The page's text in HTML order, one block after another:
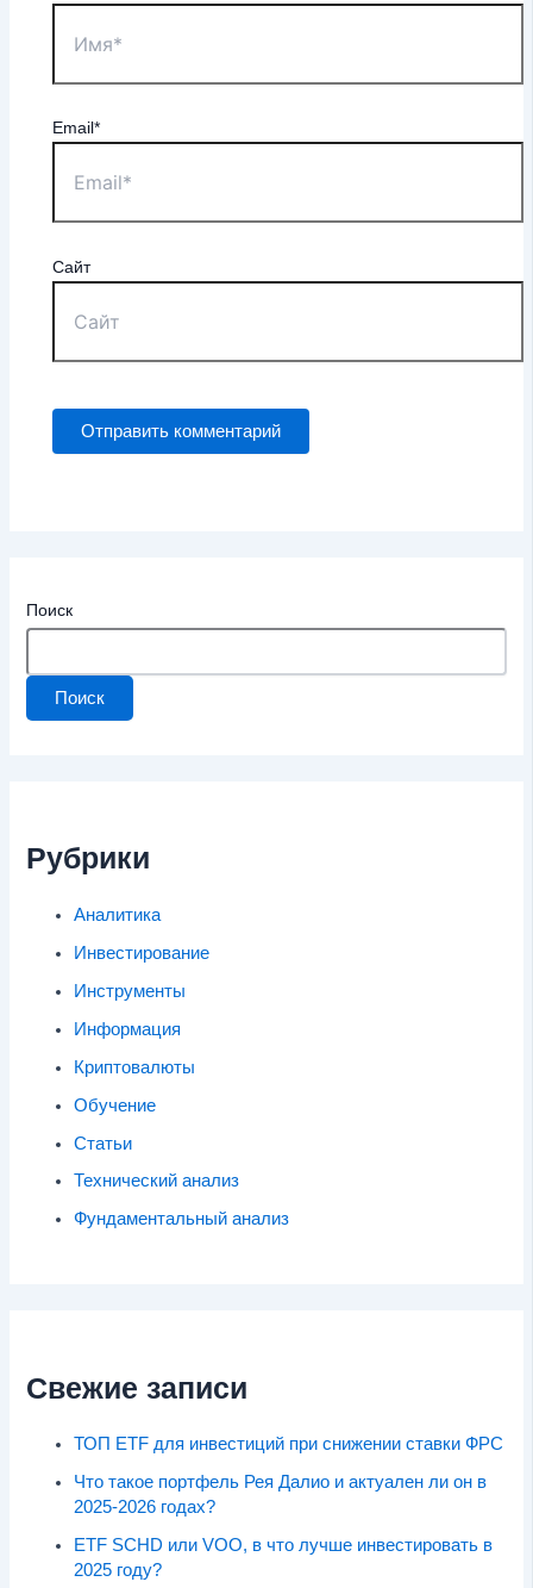
Email*
Сайт
Поиск
Поиск
Рубрики
Аналитика
Инвестирование
Инструменты
Информация
Криптовалюты
Обучение
Статьи
Технический анализ
Фундаментальный анализ
Свежие записи
ТОП ETF для инвестиций при снижении ставки ФРС
Что такое портфель Рея Далио и актуален ли он в
2025-2026 годах?
ETF SCHD или VOO, в что лучше инвестировать в
2025 году?